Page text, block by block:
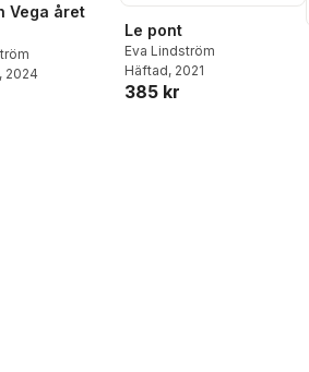
Vega året
, 2024
Le pont
Eva Lindström
Häftad, 2021
385 kr